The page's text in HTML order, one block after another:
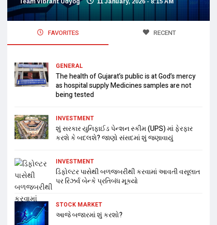
FAVORITES RECENT
GENERAL
The health of Gujarat’s public is at God’s mercy
as hospital supply Medicines samples are not
being tested
INVESTMENT
શું સરકાર યુનિફાઈડ પેન્શન સ્કીમ (UPS) માં ફેરફાર
કરશે કે બદલશે? જાણો સંસદમાં શું જણાવાયું
INVESTMENT
ડિફોલ્ટર પાસેથી બળજબરીથી કરવામાં આવતી વસૂલાત
પર રિઝર્વ બેન્કે પ્રતિબંધ મૂક્યો
STOCK MARKET
આજે બજારમાં શું કરશો?